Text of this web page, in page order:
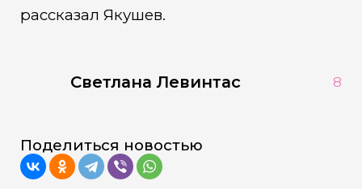
рассказал Якушев.
Светлана Левинтас 8
Поделиться новостью